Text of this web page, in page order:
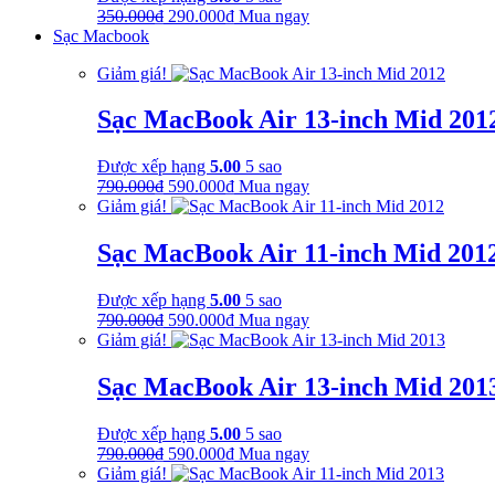
350.000₫ Giá
350.000₫.
290.000₫Giá
là:
Mua ngay
Sạc Macbook
Giảm giá!
Sạc MacBook Air 13-inch Mid
Được xếp hạng 5.00 5 sao
790.000₫ Giá
gốc
790.000₫.
590.000₫Giá
hiện
là:
590.000₫.
Mua ngay
Giảm giá!
Sạc MacBook Air 11-inch Mid
Được xếp hạng 5.00 5 sao
790.000₫ Giá
gốc
790.000₫.
590.000₫Giá
hiện
là:
590.000₫.
Mua ngay
Giảm giá!
Sạc MacBook Air 13-inch Mid
Được xếp hạng 5.00 5 sao
790.000₫ Giá
gốc
590.000₫Giá
hiện
Mua ngay
Giảm giá!